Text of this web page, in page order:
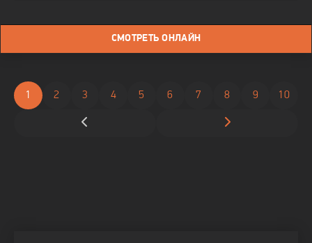
СМОТРЕТЬ ОНЛАЙН
1 2 3 4 5 6 7 8 9 10